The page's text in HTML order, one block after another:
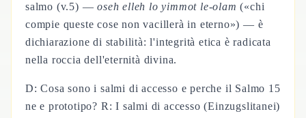
salmo (v.5) —oseh elleh lo yimmot le-olam («chi
compie queste cose non vacillerà in eterno») — è
dichiarazione di stabilità: l'integrità etica è radicata
nella roccia dell'eternità divina.
D: Cosa sono i salmi di accesso e perche il Salmo 15
ne e prototipo? R: I salmi di accesso (Einzugslitanei)